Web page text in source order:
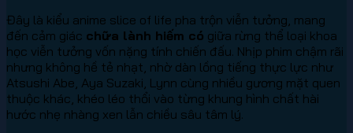
Đây là kiểu anime slice of life pha trộn viễn tưởng, mang
đến cảm giác chữa lành hiếm có giữa rừng thể loại khoa
học viễn tưởng vốn nặng tính chiến đấu. Nhịp phim chậm rãi
nhưng không hề tẻ nhạt, nhờ dàn lồng tiếng thực lực như
Atsushi Abe, Aya Suzaki, Lynn cùng nhiều gương mặt quen
thuộc khác, khéo léo thổi vào từng khung hình chất hài
hước nhẹ nhàng xen lẫn chiều sâu tâm lý.